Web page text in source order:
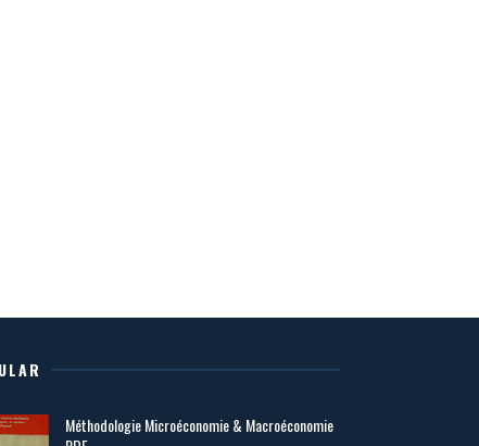
Méthodologie Microéconomie & Macroéconomie